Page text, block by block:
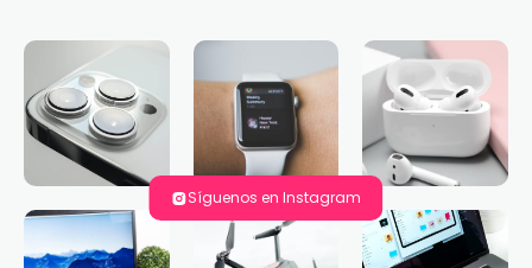
Síguenos en Instagram